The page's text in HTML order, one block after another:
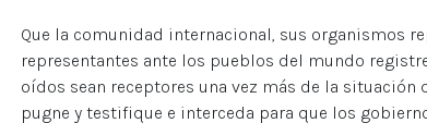
Que la comunidad internacional, sus organismos
representantes ante los pueblos del mundo
oídos sean receptores una vez más de la situación
pugne y testifique e interceda para que los